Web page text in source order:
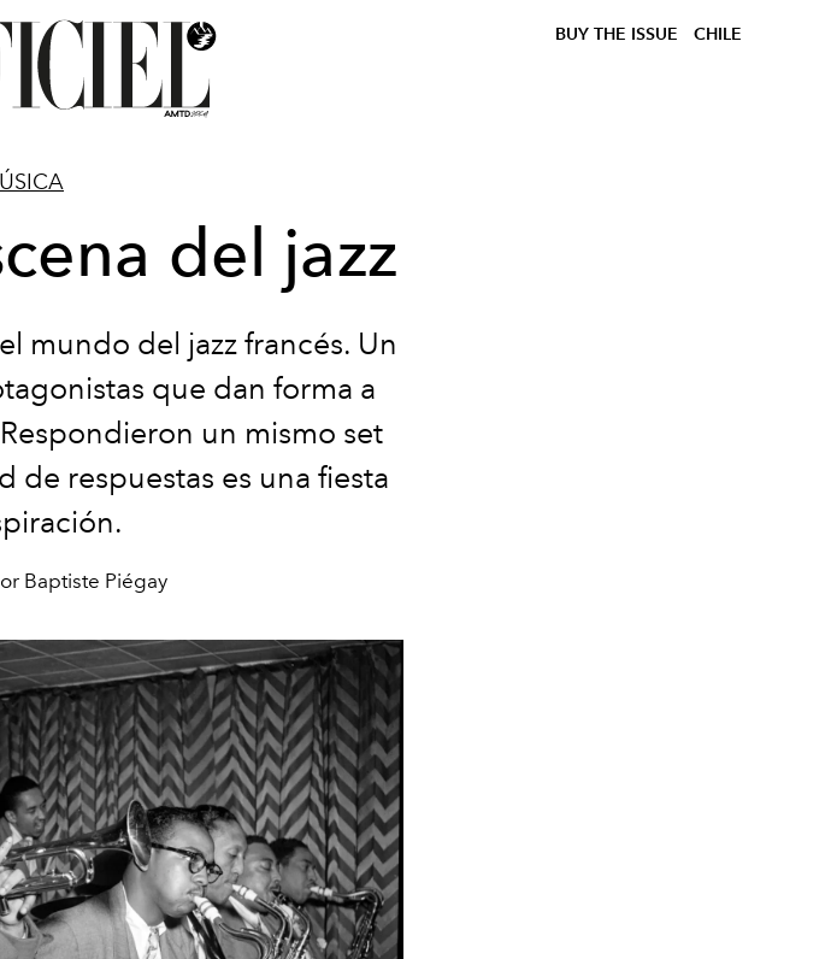
BUY THE ISSUE CHILE
del jazz
mundo del jazz francés. Un
que dan forma a
un mismo set
de respuestas es una fiesta
Baptiste Piégay